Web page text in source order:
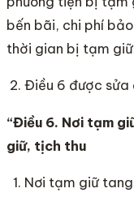
bến bãi, chi phí
thời gian bị tạm
Điều 6 được sửa
“Điều 6. Nơi tạm
giữ, tịch thu
Nơi tạm giữ